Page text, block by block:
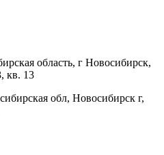
область, г Новосибирск,
кв. 13
обл, Новосибирск г,